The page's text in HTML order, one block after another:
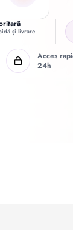
și livrare
Acces
24h